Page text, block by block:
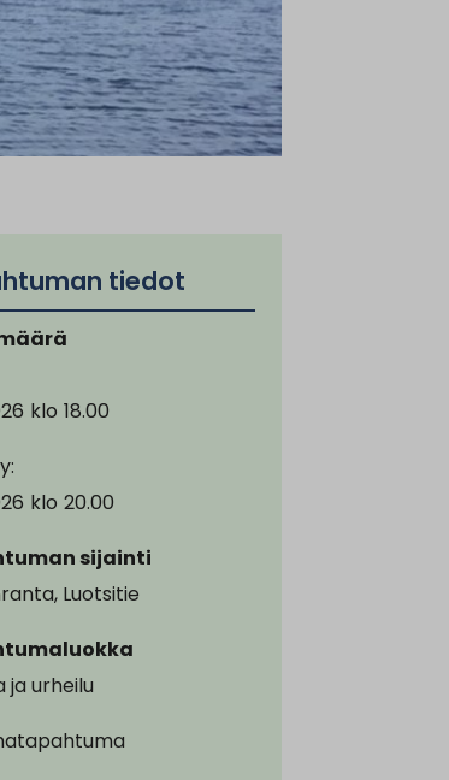
tiedot
klo 18.00
klo 20.00
sijainti
Luotsitie
ja urheilu